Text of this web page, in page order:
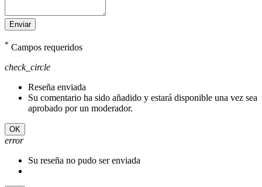
Enviar
* Campos requeridos
check_circle
Reseña enviada
Su comentario ha sido añadido y estará disponible una vez sea
aprobado por un moderador.
OK
error
Su reseña no pudo ser enviada